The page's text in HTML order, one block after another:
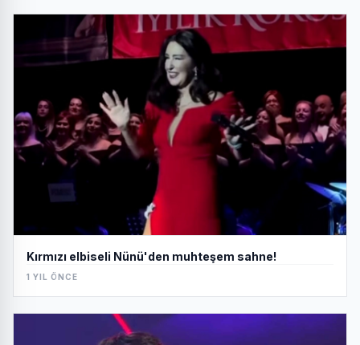
Kırmızı elbiseli Nünü'den muhteşem sahne!
1 YIL ÖNCE